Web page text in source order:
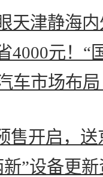
天津静海
4000元！“
车市场布
售开启，
新”设备更